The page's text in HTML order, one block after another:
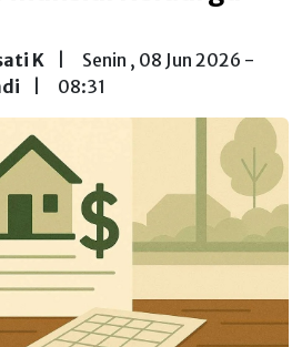
K
Senin , 08 Jun 2026 -
08:31